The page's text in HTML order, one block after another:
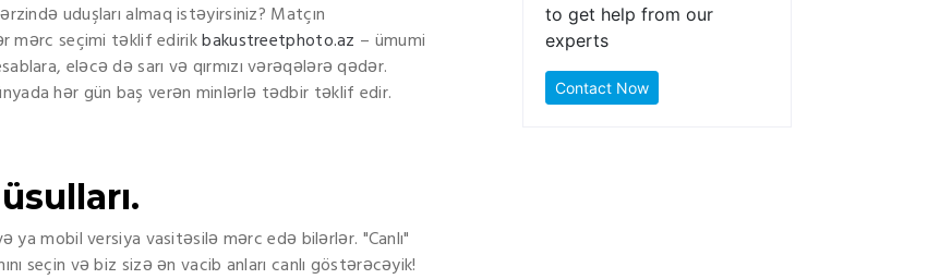
uduşları almaq istəyirsiniz? Matçın
mərc seçimi təklif edirikbakustreetphoto.az – ümumi
eləcə də sarı və qırmızı vərəqələrə qədər.
hər gün baş verən minlərlə tədbir təklif edir.
mobil versiya vasitəsilə mərc edə bilərlər. "Canlı"
seçin və biz sizə ən vacib anları canlı göstərəcəyik!
to get help from our
experts
Contact Now